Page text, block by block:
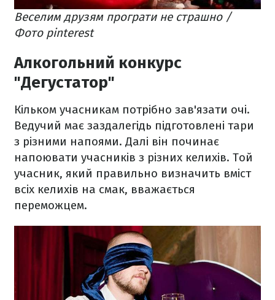
Веселим друзям програти не страшно /
Фото pinterest
Алкогольний конкурс
"Дегустатор"
Кільком учасникам потрібно зав'язати очі.
Ведучий має заздалегідь підготовлені тари
з різними напоями. Далі він починає
напоювати учасників з різних келихів. Той
учасник, який правильно визначить вміст
всіх келихів на смак, вважається
переможцем.